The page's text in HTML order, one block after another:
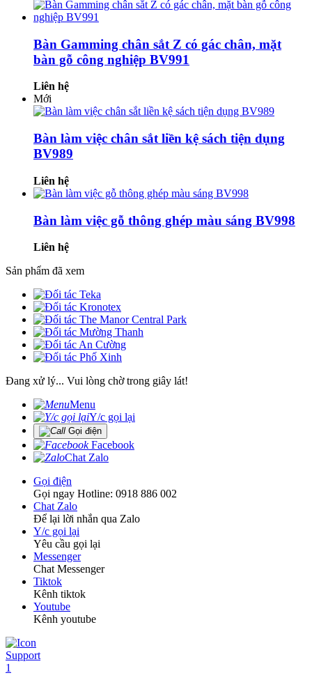
Bàn Gamming chân sắt Z có gác chân, mặt
bàn gỗ công nghiệp BV991
Liên hệ
Mới
Bàn làm việc chân sắt liền kệ sách tiện dụng
BV989
Liên hệ
Bàn làm việc gỗ thông ghép màu sáng BV998
Liên hệ
Sản phẩm đã xem
Đang xử lý... Vui lòng chờ trong giây lát!
Menu
Y/c gọi lại
Gọi điện
Facebook
Chat Zalo
Gọi điện
Gọi ngay Hotline: 0918 886 002
Chat Zalo
Để lại lời nhắn qua Zalo
Y/c gọi lại
Yêu cầu gọi lại
Messenger
Chat Messenger
Tiktok
Kênh tiktok
Youtube
Kênh youtube